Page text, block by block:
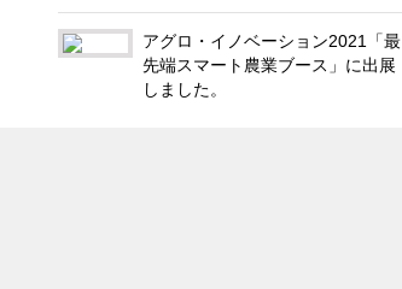
アグロ・イノベーション2021「最
先端スマート農業ブース」に出展
しました。